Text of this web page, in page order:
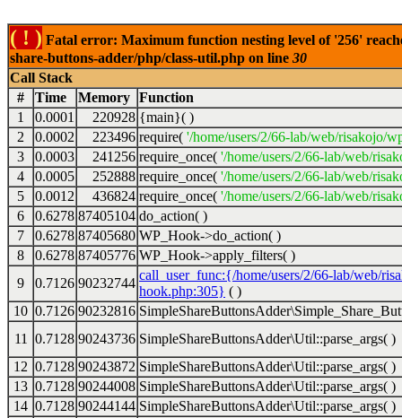
( ! ) Fatal error: Maximum function nesting level of '256'
share-buttons-adder/php/class-util.php on line 30
Call Stack
#
Time Memory Function
1
0.0001 220928 {main}( )
2
0.0002 223496 require( '/home/users/2/66-lab/web/risakojo/
3
0.0003 241256 require_once( '/home/users/2/66-lab/web/
4
0.0005 252888 require_once( '/home/users/2/66-lab/web/
5
0.0012 436824 require_once( '/home/users/2/66-lab/web/
6
0.6278 87405104 do_action( )
7
0.6278 87405680 WP_Hook->do_action( )
8
0.6278 87405776 WP_Hook->apply_filters( )
9
0.7126 90232744
call_user_func:{/home/users/2/66-lab/web/
hook.php:305} ( )
10 0.7126 90232816
11
0.7128 90243736 SimpleShareButtonsAdder\Util::parse_args( )
12 0.7128 90243872 SimpleShareButtonsAdder\Util::parse_args( )
13 0.7128 90244008 SimpleShareButtonsAdder\Util::parse_args( )
14 0.7128 90244144 SimpleShareButtonsAdder\Util::parse_args( )